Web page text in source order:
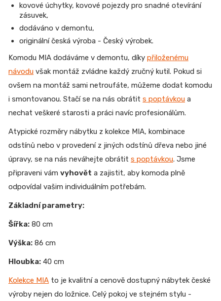
kovové úchytky, kovové pojezdy pro snadné otevírání
zásuvek,
dodáváno v demontu,
originální česká výroba - Český výrobek.
Komodu MIA dodáváme v demontu, díky přiloženému
návodu však montáž zvládne každý zručný kutil. Pokud si
ovšem na montáž sami netroufáte, můžeme dodat komodu
i smontovanou. Stačí se na nás obrátit s poptávkou a
nechat veškeré starosti a práci navíc profesionálům.
Atypické rozměry nábytku z kolekce MIA, kombinace
odstínů nebo v provedení z jiných odstínů dřeva nebo jiné
úpravy, se na nás neváhejte obrátit s poptávkou. Jsme
připraveni vám vyhovět a zajistit, aby komoda plně
odpovídal vašim individuálním potřebám.
Základní parametry:
Šířka: 80 cm
Výška: 86 cm
Hloubka: 40 cm
Kolekce MIA to je kvalitní a cenově dostupný nábytek české
výroby nejen do ložnice. Celý pokoj ve stejném stylu -